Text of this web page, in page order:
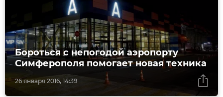
26 января 2016, 14:39
Бороться с непогодой аэропорту
Симферополя помогает новая техника